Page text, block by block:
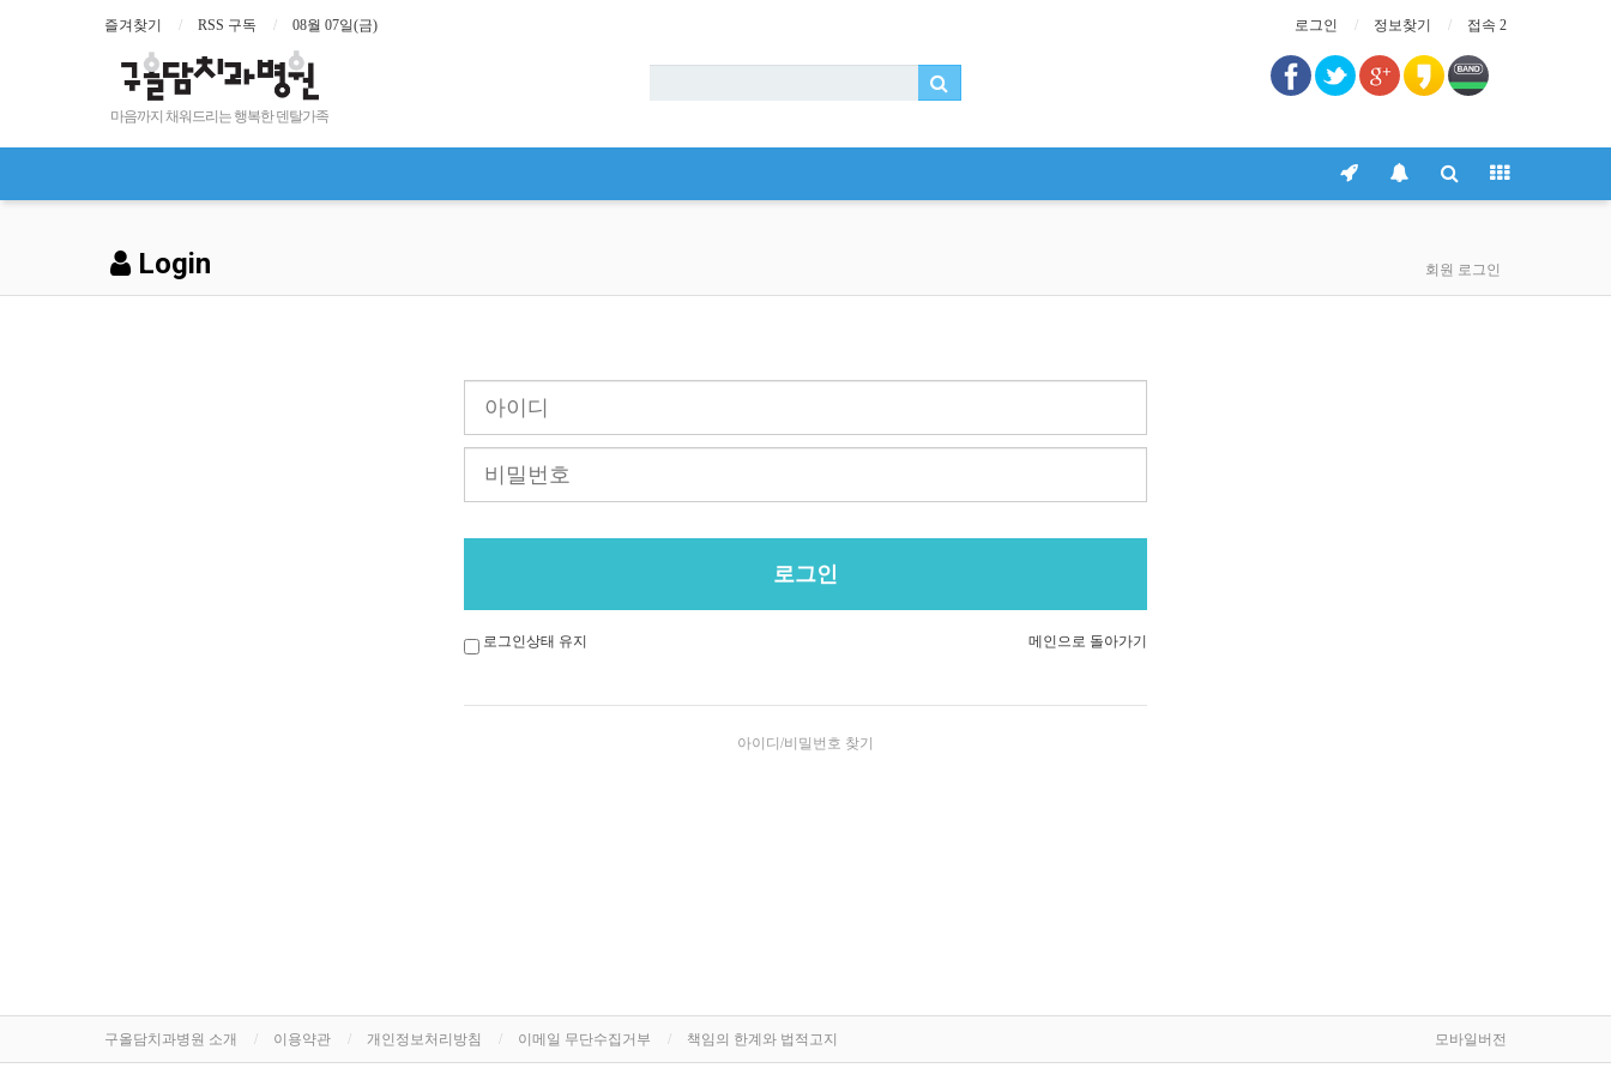
즐겨찾기 RSS 구독 08월 07일(금) 로그인 정보찾기 접속 2
마음까지 채워드리는 행복한 덴탈가족
Login 회원 로그인
로그인상태 유지 메인으로 돌아가기
아이디/비밀번호 찾기
구올담치과병원 소개 이용약관 개인정보처리방침 이메일 무단수집거부 책임의 한계와 법적고지 모바일버전